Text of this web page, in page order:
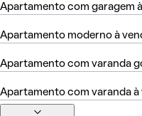
Apartamento com garagem
Apartamento moderno à
Apartamento com varanda
Apartamento com varanda à